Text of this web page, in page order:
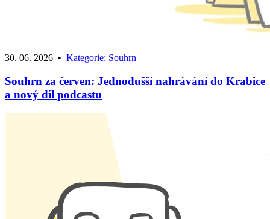
30. 06. 2026 • Kategorie: Souhrn
Souhrn za červen: Jednodušší nahrávání do Krabice
a nový díl podcastu